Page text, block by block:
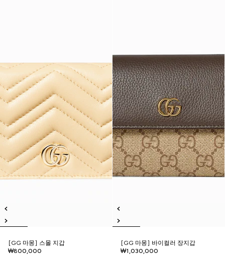
[GG 마몽] 스몰 지갑
₩800,000
[GG 마몽] 바이컬러 장지갑
₩1,030,000